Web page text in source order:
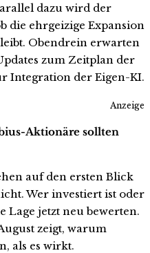
dazu wird der
die ehrgeizige Expansion
Obendrein erwarten
zum Zeitplan der
Integration der Eigen-KI.
Anzeige
Aktionäre sollten
auf den ersten Blick
Wer investiert ist oder
Lage jetzt neu bewerten.
zeigt, warum
als es wirkt.